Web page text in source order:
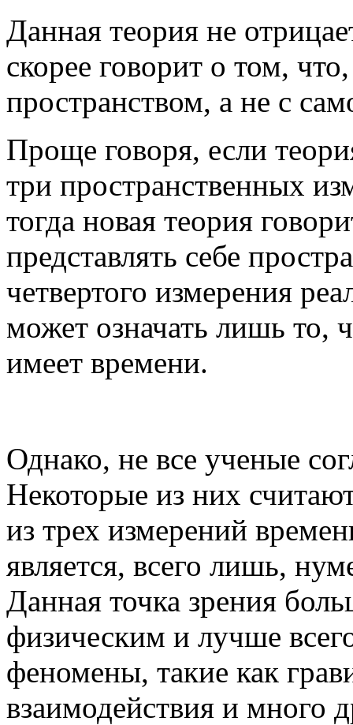
Данная теория не
скорее говорит о том,
пространством, а не с
Проще говоря, если
три пространственных
тогда новая теория
представлять себе
четвертого измерения
может означать лишь то,
имеет времени.
Однако, не все ученые
Некоторые из них
из трех измерений
является, всего лишь,
Данная точка зрения
физическим и лучше
феномены, такие как
взаимодействия и много